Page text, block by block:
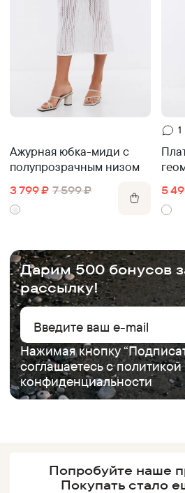
Ажурная юбка-миди с
полупрозрачным низом
3 799 ₽ 7 599 ₽
1
5
Дарим 500 бонусов
рассылку!
Нажимая кнопку
соглашаетесь сполитикой
конфиденциальности
Попробуйте наше
Покупатьстало